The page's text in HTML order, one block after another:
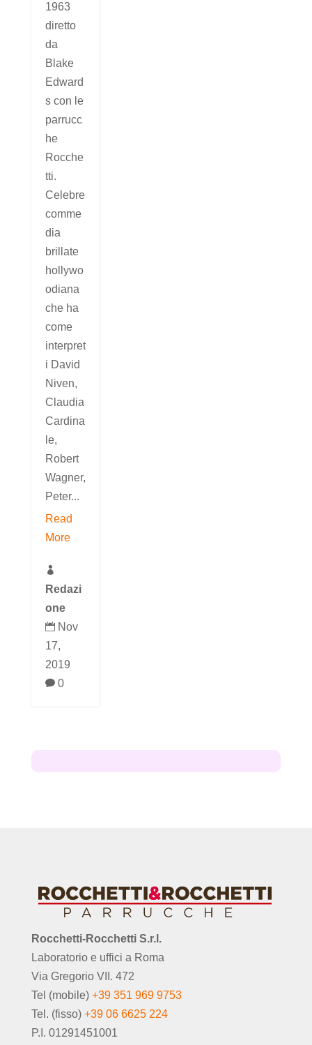
1963
diretto
da
Blake
Edward
s con le
parrucc
he
Rocche
tti.
Celebre
comme
dia
brillate
hollywo
odiana
che ha
come
interpret
i David
Niven,
Claudia
Cardina
le,
Robert
Wagner,
Peter...
Read
More

Redazi
one
 Nov
17,
2019
 0
Rocchetti-Rocchetti S.r.l.
Laboratorio e uffici a Roma
Via Gregorio VII. 472
Tel (mobile) +39 351 969 9753
Tel. (fisso) +39 06 6625 224
P.I. 01291451001